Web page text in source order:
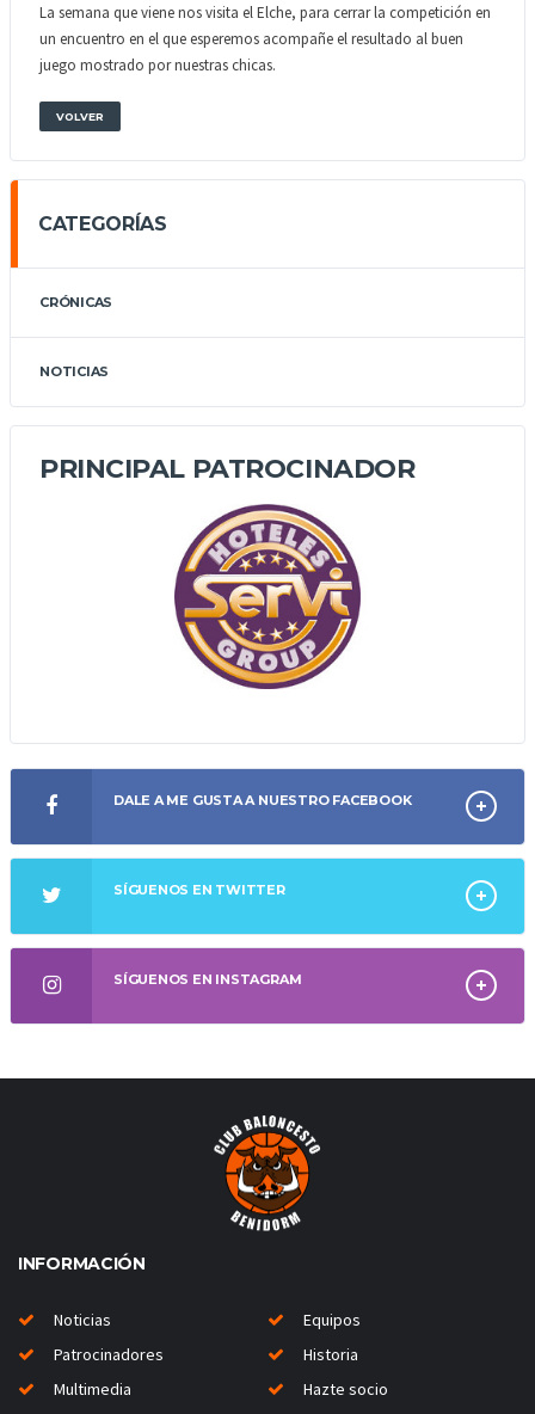
La semana que viene nos visita el Elche, para cerrar la competición en
un encuentro en el que esperemos acompañe el resultado al buen
juego mostrado por nuestras chicas.
VOLVER
CATEGORÍAS
CRÓNICAS
NOTICIAS
PRINCIPAL PATROCINADOR
DALE A ME GUSTA A NUESTRO FACEBOOK
SÍGUENOS EN TWITTER
SÍGUENOS EN INSTAGRAM
INFORMACIÓN
Noticias
Equipos
Patrocinadores
Historia
Multimedia
Hazte socio